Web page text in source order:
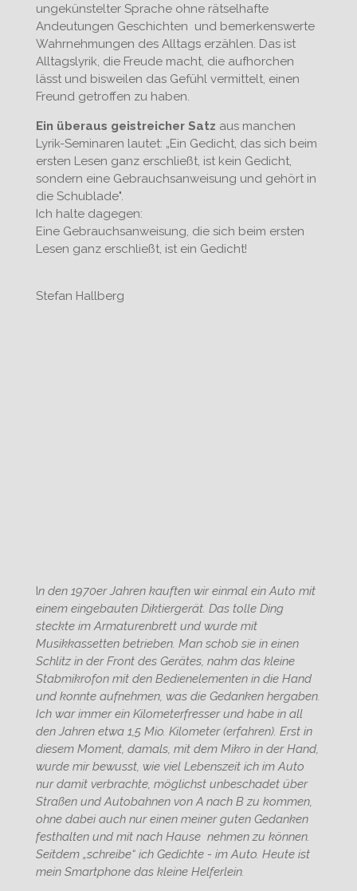
ungekünstelter Sprache ohne rätselhafte
Andeutungen Geschichten und bemerkenswerte
Wahrnehmungen des Alltags erzählen. Das ist
Alltagslyrik, die Freude macht, die aufhorchen
lässt und bisweilen das Gefühl vermittelt, einen
Freund getroffen zu haben.
Ein überaus geistreicher Satz aus manchen
Lyrik-Seminaren lautet: „Ein Gedicht, das sich beim
ersten Lesen ganz erschließt, ist kein Gedicht,
sondern eine Gebrauchsanweisung und gehört in
die Schublade".
Ich halte dagegen:
Eine Gebrauchsanweisung, die sich beim ersten
Lesen ganz erschließt, ist ein Gedicht!
Stefan Hallberg
In den 1970er Jahren kauften wir einmal ein Auto mit
einem eingebauten Diktiergerät. Das tolle Ding
steckte im Armaturenbrett und wurde mit
Musikkassetten betrieben. Man schob sie in einen
Schlitz in der Front des Gerätes, nahm das kleine
Stabmikrofon mit den Bedienelementen in die Hand
und konnte aufnehmen, was die Gedanken hergaben.
Ich war immer ein Kilometerfresser und habe in all
den Jahren etwa 1,5 Mio. Kilometer (erfahren). Erst in
diesem Moment, damals, mit dem Mikro in der Hand,
wurde mir bewusst, wie viel Lebenszeit ich im Auto
nur damit verbrachte, möglichst unbeschadet über
Straßen und Autobahnen von A nach B zu kommen,
ohne dabei auch nur einen meiner guten Gedanken
festhalten und mit nach Hause nehmen zu können.
Seitdem „schreibe“ ich Gedichte - im Auto. Heute ist
mein Smartphone das kleine Helferlein.